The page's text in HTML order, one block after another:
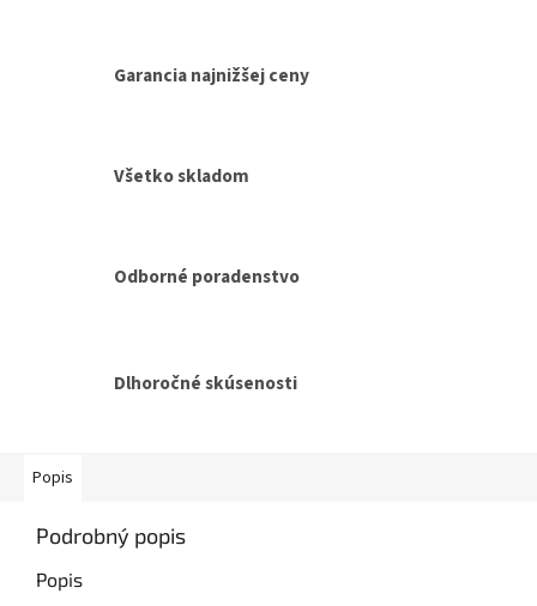
Garancia najnižšej ceny
Všetko skladom
Odborné poradenstvo
Dlhoročné skúsenosti
Popis
Podrobný popis
Popis